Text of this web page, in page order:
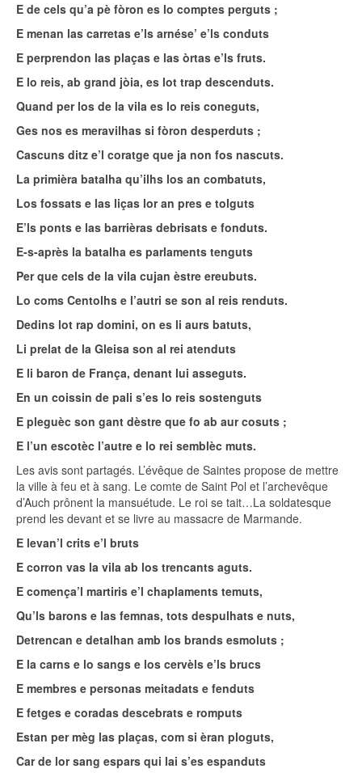
E de cels qu’a pè fòron es lo comptes perguts ;
E menan las carretas e’ls arnése’ e’ls conduts
E perprendon las plaças e las òrtas e’ls fruts.
E lo reis, ab grand jòia, es lot trap descenduts.
Quand per los de la vila es lo reis coneguts,
Ges nos es meravilhas si fòron desperduts ;
Cascuns ditz e’l coratge que ja non fos nascuts.
La primièra batalha qu’ilhs los an combatuts,
Los fossats e las liças lor an pres e tolguts
E’ls ponts e las barrièras debrisats e fonduts.
E-s-après la batalha es parlaments tenguts
Per que cels de la vila cujan èstre ereubuts.
Lo coms Centolhs e l’autri se son al reis renduts.
Dedins lot rap domini, on es li aurs batuts,
Li prelat de la Gleisa son al rei atenduts
E li baron de França, denant lui asseguts.
En un coissin de pali s’es lo reis sostenguts
E pleguèc son gant dèstre que fo ab aur cosuts ;
E l’un escotèc l’autre e lo rei semblèc muts.
Les avis sont partagés. L’évêque de Saintes propose de mettre
la ville à feu et à sang. Le comte de Saint Pol et l’archevêque
d’Auch prônent la mansuétude. Le roi se tait…La soldatesque
prend les devant et se livre au massacre de Marmande.
E levan’l crits e’l bruts
E corron vas la vila ab los trencants aguts.
E comença’l martiris e’l chaplaments temuts,
Qu’ls barons e las femnas, tots despulhats e nuts,
Detrencan e detalhan amb los brands esmoluts ;
E la carns e lo sangs e los cervèls e’ls brucs
E membres e personas meitadats e fenduts
E fetges e coradas descebrats e romputs
Estan per mèg las plaças, com si èran ploguts,
Car de lor sang espars qui lai s’es espanduts